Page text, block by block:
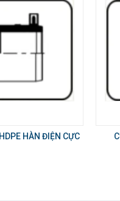
HÀN ĐIỆN CỰC